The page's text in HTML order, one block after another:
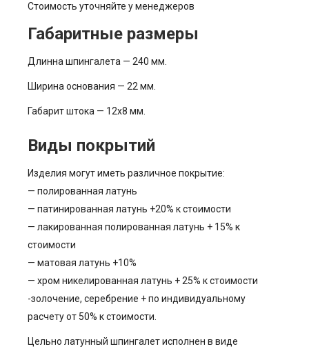
Стоимость уточняйте у менеджеров
Габаритные размеры
Длинна шпингалета — 240 мм.
Ширина основания — 22 мм.
Габарит штока — 12х8 мм.
Виды покрытий
Изделия могут иметь различное покрытие:
— полированная латунь
— патинированная латунь +20% к стоимости
— лакированная полированная латунь + 15% к
стоимости
— матовая латунь +10%
— хром никелированная латунь + 25% к стоимости
-золочение, серебрение + по индивидуальному
расчету от 50% к стоимости.
Цельно латунный шпингалет исполнен в виде